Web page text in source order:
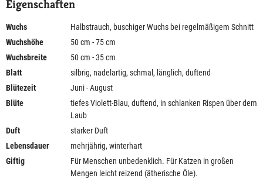
Eigenschaften
Wuchs
Halbstrauch, buschiger Wuchs bei regelmäßigem Schnitt
Wuchshöhe
50 cm - 75 cm
Wuchsbreite
50 cm - 35 cm
Blatt
silbrig, nadelartig, schmal, länglich, duftend
Blütezeit
Juni - August
Blüte
tiefes Violett-Blau, duftend, in schlanken Rispen über dem
Laub
Duft
starker Duft
Lebensdauer
mehrjährig, winterhart
Giftig
Für Menschen unbedenklich. Für Katzen in großen
Mengen leicht reizend (ätherische Öle).